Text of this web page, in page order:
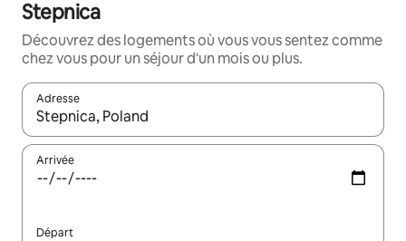
Stepnica
Découvrez des logements où vous vous sentez comme
chez vous pour un séjour d'un mois ou plus.
Adresse
Lorsque les résultats s'affichent, utilisez les flèches vers le
Arrivée
Départ